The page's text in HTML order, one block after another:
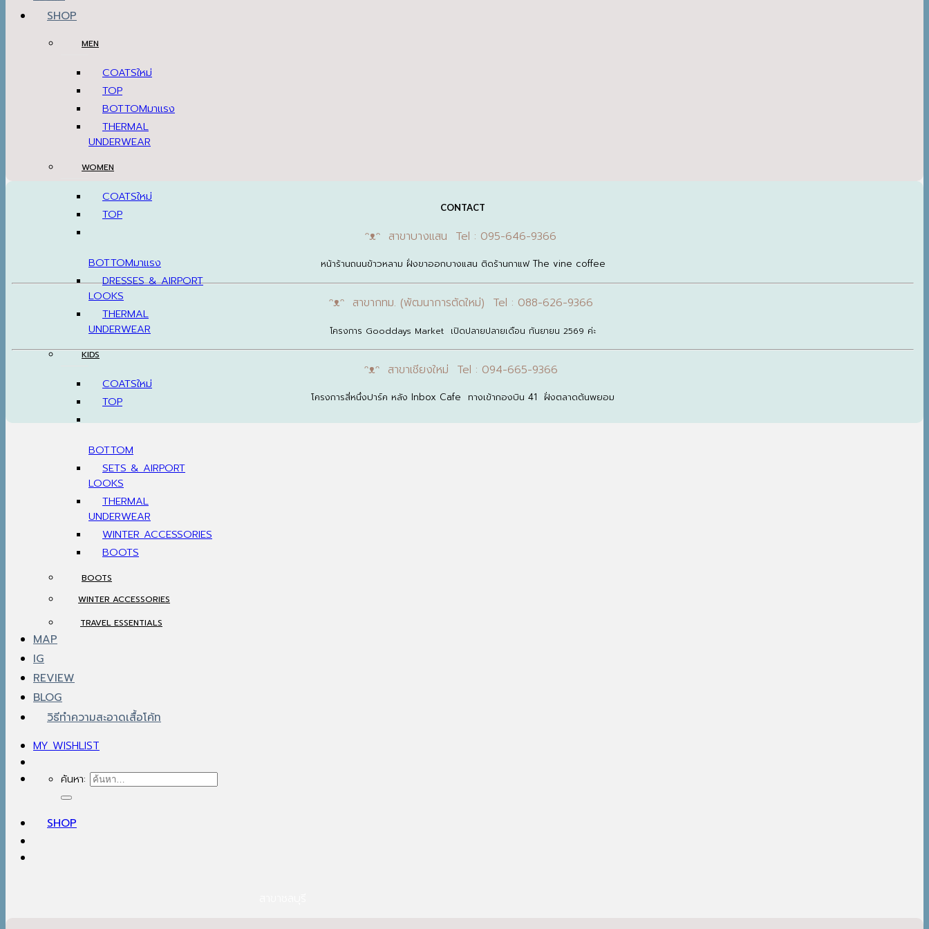
SHOP
MEN
COATS
TOP
BOTTOM
THERMAL
UNDERWEAR
WOMEN
COATS
TOP
BOTTOM
DRESSES & AIRPORT
LOOKS
THERMAL
UNDERWEAR
KIDS
COATS
TOP
BOTTOM
SETS & AIRPORT
LOOKS
THERMAL
UNDERWEAR
WINTER ACCESSORIES
BOOTS
BOOTS
WINTER ACCESSORIES
TRAVEL ESSENTIALS
MAP
IG
REVIEW
BLOG
วิธีทำความสะอาดเสื้อโค้ท
MY WISHLIST
ค้นหา:
SHOP
CONTACT
ᵔᴥᵔ สาขาบางแสน Tel : 095-646-9366
หน้าร้านถนนข้าวหลาม ฝั่งขาออกบางแสน ติดร้านกาแฟ The vine coffee
ᵔᴥᵔ สาขากทม. (พัฒนาการตัดใหม่) Tel : 088-626-9366
โครงการ Gooddays Market เปิดปลายปลายเดือน กันยายน 2569 ค่ะ
ᵔᴥᵔ สาขาเชียงใหม่ Tel : 094-665-9366
โครงการสี่หนึ่งปาร์ค หลัง Inbox Cafe ทางเข้ากองบิน 41 ฝั่งตลาดต้นพยอม